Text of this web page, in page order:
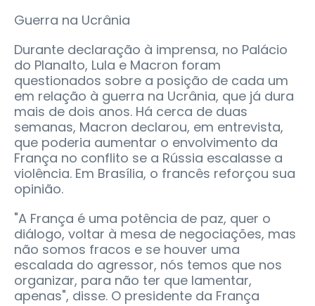
Guerra na Ucrânia
Durante declaração à imprensa, no Palácio
do Planalto, Lula e Macron foram
questionados sobre a posição de cada um
em relação à guerra na Ucrânia, que já dura
mais de dois anos. Há cerca de duas
semanas, Macron declarou, em entrevista,
que poderia aumentar o envolvimento da
França no conflito se a Rússia escalasse a
violência. Em Brasília, o francês reforçou sua
opinião.
"A França é uma potência de paz, quer o
diálogo, voltar à mesa de negociações, mas
não somos fracos e se houver uma
escalada do agressor, nós temos que nos
organizar, para não ter que lamentar,
apenas", disse. O presidente da França